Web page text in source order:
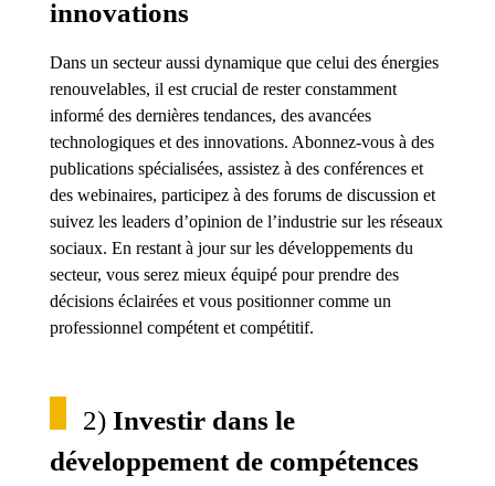
innovations
Dans un secteur aussi dynamique que celui des énergies
renouvelables, il est crucial de rester constamment
informé des dernières tendances, des avancées
technologiques et des innovations. Abonnez-vous à des
publications spécialisées, assistez à des conférences et
des webinaires, participez à des forums de discussion et
suivez les leaders d’opinion de l’industrie sur les réseaux
sociaux. En restant à jour sur les développements du
secteur, vous serez mieux équipé pour prendre des
décisions éclairées et vous positionner comme un
professionnel compétent et compétitif.
2) Investir dans le
développement de compétences